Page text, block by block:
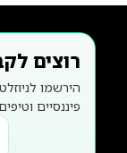
רוצים
הירשמו
פיננסיים